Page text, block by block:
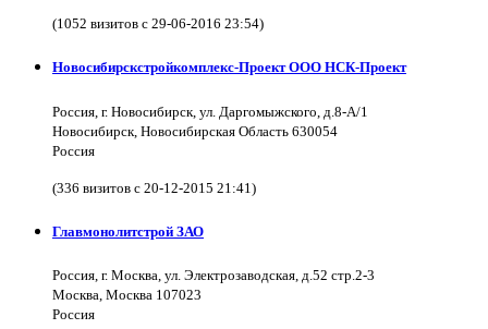
(1052 визитов с 29-06-2016 23:54)
Новосибирскстройкомплекс-Проект ООО НСК-Проект
Россия, г. Новосибирск, ул. Даргомыжского, д.8-А/1
Новосибирск, Новосибирская Область 630054
Россия
(336 визитов с 20-12-2015 21:41)
Главмонолитстрой ЗАО
Россия, г. Москва, ул. Электрозаводская, д.52 стр.2-3
Москва, Москва 107023
Россия